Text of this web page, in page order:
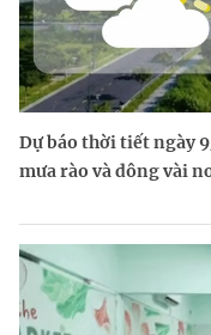
Dự báo thời tiết ngày
mưa rào và dông vài